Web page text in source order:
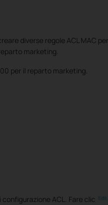
diverse regole ACL MAC per
marketing.
per il reparto marketing.
ACL. Fare clic